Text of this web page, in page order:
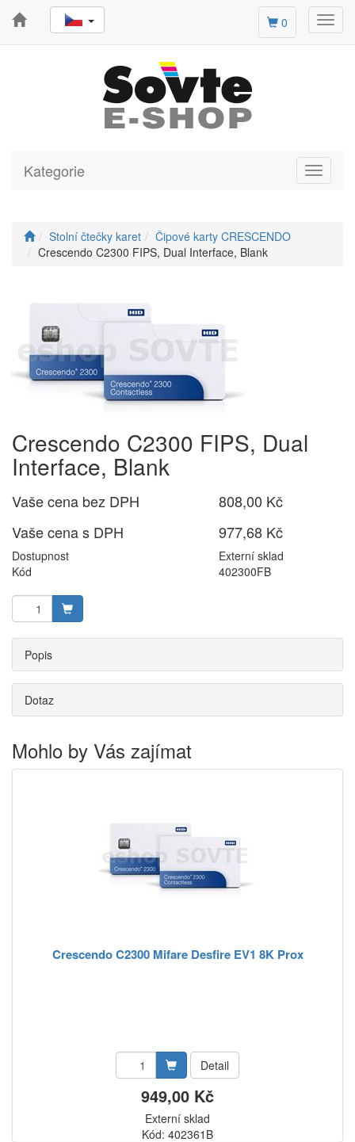
0
Toggle
Kategorie
Stolní čtečky karet
Čipové karty CRESCENDO
Crescendo C2300 FIPS, Dual Interface, Blank
Crescendo C2300 FIPS, Dual
Interface, Blank
Vaše cena bez DPH
808,00 Kč
Vaše cena s DPH
977,68 Kč
Dostupnost
Externí sklad
Kód
402300FB
Popis
Dotaz
Mohlo by Vás zajímat
Crescendo C2300 Mifare Desfire EV1 8K Prox
Detail
949,00 Kč
Externí sklad
Kód: 402361B